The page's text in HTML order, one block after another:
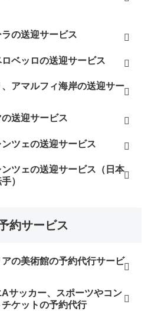
の送迎サービス
ベッロの送迎サービス
アマルフィ海岸の送迎サー
の送迎サービス
ツェの送迎サービス
ンツェの送迎サービス（日本
）
約サービス
アの美術館の予約代行サービ
Aサッカー、スポーツやコン
ケットの予約代行